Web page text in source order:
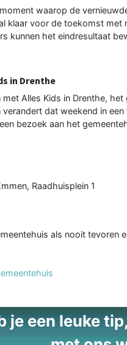
waarop de
klaar voor de toekomst
kunnen het eindresultaat
in Drenthe
met Alles Kids in Drenthe,
dat weekend in
bezoek aan het
Raadhuisplein 1
als nooit tevoren
je een leuke